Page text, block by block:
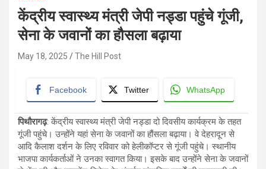
केंद्रीय स्वास्थ्य मंत्री जेपी नड्डा पहुंचे गूंजी,
सेना के जवानों का हौसला बढ़ाया
May 18, 2025 The Hill Post
Facebook Twitter WhatsApp
पिथौरागढ़: केंद्रीय स्वास्थ्य मंत्री जेपी नड्डा दो दिवसीय कार्यक्रम के तहत
गूंजी पहुंचे। उन्होंने यहां सेना के जवानों का हौंसला बढ़ाया। वे देहरादून से
आदि कैलाश दर्शन के लिए रविवार को हेलीकॉप्टर से गूंजी पहुंचे। स्थानीय
भाजपा कार्यकर्ताओं ने उनका स्वागत किया। इसके बाद उन्होंने सेना के जवानों